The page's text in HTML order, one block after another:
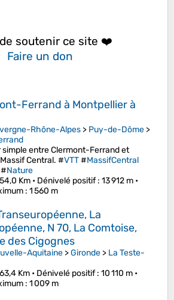
soutenir ce site ❤️
Faire un don
Ferrand à Montpellier à
Rhône-Alpes > Puy-de-Dôme >
simple entre Clermont-Ferrand et
Central. #VTT#MassifCentral
#Nature
Km • Dénivelé positif: 13 912 m •
: 1 560 m
La
N 70, La Comtoise,
des Cigognes
Aquitaine >Gironde > La Teste-
Km • Dénivelé positif: 10 110 m •
: 1 009 m